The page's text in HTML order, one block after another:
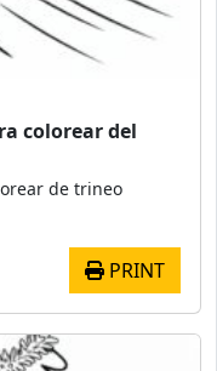
colorear del
de trineo
PRINT